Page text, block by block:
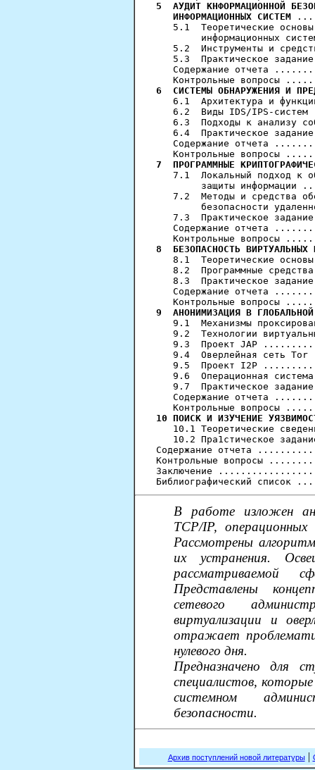
5  АУДИТ КНФОРМАЦИОННОЙ
   ИНФОРМАЦИОННЫХ СИСТЕМ
5.1  Теоретические
информационных
5.2  Инструменты и
5.3  Практическое
Содержание отчета
6  СИСТЕМЫ ОБНАРУЖЕНИЯ И
6.1  Архитектура и
6.2  Виды IDS/IPS-систем
6.3  Подходы к анализу
6.4  Практическое
Содержание отчета
7  ПРОГРАММНЫЕ
7.1  Локальный подход к
защиты информации
7.2  Методы и средства
безопасности
7.3  Практическое
Содержание отчета
8  БЕЗОПАСНОСТЬ ВИРТУАЛЬНЫХ
8.1  Теоретические
8.2  Программные
8.3  Практическое
Содержание отчета
9  АНОНИМИЗАЦИЯ В
9.1  Механизмы
9.2  Технологии
9.3  Проект JAP
9.4  Оверлейная сеть Тоr
9.5  Проект I2P
9.6  Операционная
9.7  Практическое
Содержание отчета
10 ПОИСК И ИЗУЧЕНИЕ
10.1 Теоретические
10.2 Пра1стическое
Содержание отчета
Контрольные
Заключение
В работе изложен
TCP/IP,
Рассмотрены
их устранения.
рассматриваемой
Представлены
сетевого
виртуализации и
отражает
нулевого дня.
Предназначено для
специалистов,
системном
безопасности.
Архив поступлений новой литературы|